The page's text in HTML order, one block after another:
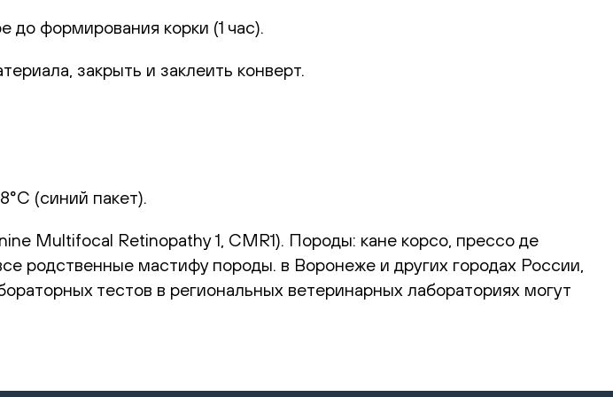
формирования корки (1 час).
закрыть и заклеить конверт.
(синий пакет).
Multifocal Retinopathy 1, CMR1). Породы: кане корсо, прессо де
родственные мастифу породы. в Воронеже и других городах России,
тестов в региональных ветеринарных лабораториях могут